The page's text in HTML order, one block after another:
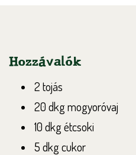
Hozzávalók
2 tojás
20 dkg mogyoróvaj
10 dkg étcsoki
5 dkg cukor